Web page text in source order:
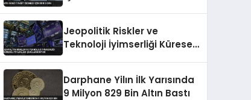
Jeopolitik Riskler ve
Teknoloji İyimserliği Küresel
Darphane Yilın İlk Yarısında
9 Milyon 829 Bin Altın Bastı